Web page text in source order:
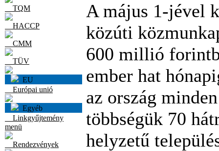
TQM
HACCP
CMM
TÜV
EU
Európai unió
Egyéb
Linkgyűjtemény
menü
Rendezvények
A május 1-jével
közúti
600 millió
ember hat
az ország
többségük 70
helyzetű